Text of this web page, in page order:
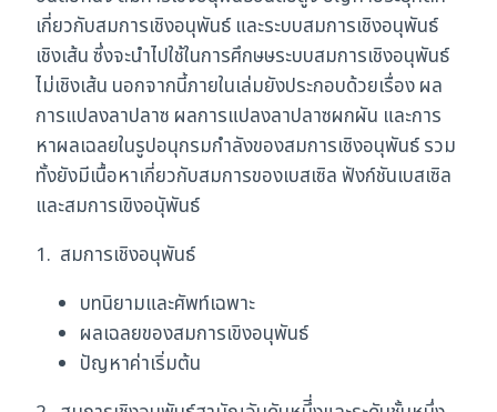
เกี่ยวกับสมการเชิงอนุพันธ์ และระบบสมการเชิงอนุพันธ์
เชิงเส้น ซึ่งจะนำไปใช้ในการศึกษษระบบสมการเชิงอนุพันธ์
ไม่เชิงเส้น นอกจากนี้ภายในเล่มยังประกอบด้วยเรื่อง ผล
การแปลงลาปลาซ ผลการแปลงลาปลาซผกผัน และการ
หาผลเฉลยในรูปอนุกรมกำลังของสมการเชิงอนุพันธ์ รวม
ทั้งยังมีเนื้อหาเกี่ยวกับสมการของเบสเซิล ฟังก์ชันเบสเซิล
และสมการเขิงอนุัพันธ์
1. สมการเชิงอนุพันธ์
บทนิยามและศัพท์เฉพาะ
ผลเฉลยของสมการเขิงอนุพันธ์
ปัญหาค่าเริ่มต้น